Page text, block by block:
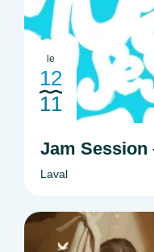
le
12
11
Jam
Laval